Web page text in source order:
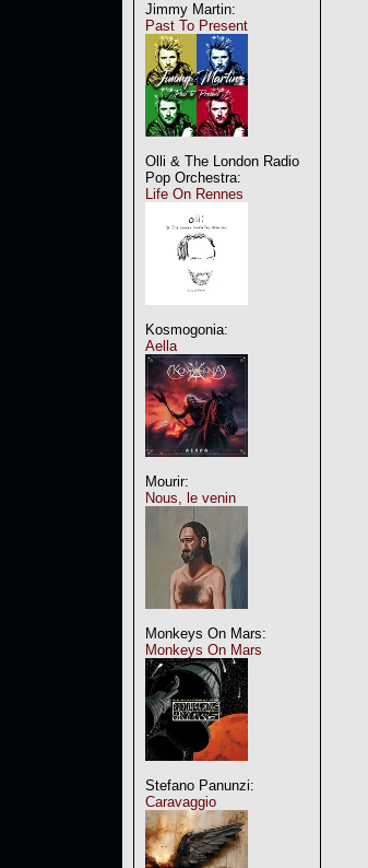
Jimmy Martin:
Past To Present
Olli & The London Radio
Pop Orchestra:
Life On Rennes
Kosmogonia:
Aella
Mourir:
Nous, le venin
Monkeys On Mars:
Monkeys On Mars
Stefano Panunzi:
Caravaggio